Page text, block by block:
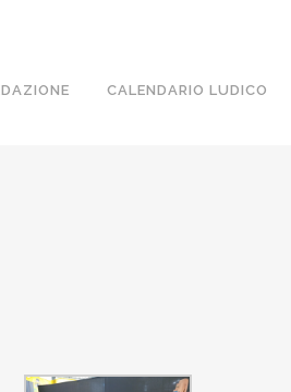
CALENDARIO LUDICO